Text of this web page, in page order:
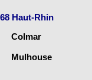
68 Haut-Rhin
Colmar
Mulhouse